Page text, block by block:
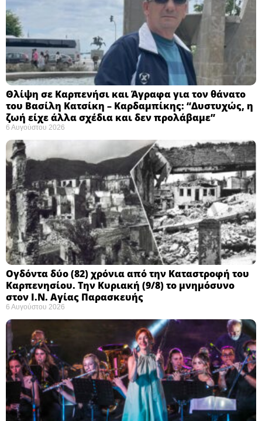
Θλίψη σε Καρπενήσι και Άγραφα για τον θάνατο
του Βασίλη Κατσίκη – Καρδαμπίκης: “Δυστυχώς, η
ζωή είχε άλλα σχέδια και δεν προλάβαμε”
6 Αυγούστου 2026
Ογδόντα δύο (82) χρόνια από την Καταστροφή του
Καρπενησίου. Την Κυριακή (9/8) το μνημόσυνο
στον Ι.Ν. Αγίας Παρασκευής
6 Αυγούστου 2026